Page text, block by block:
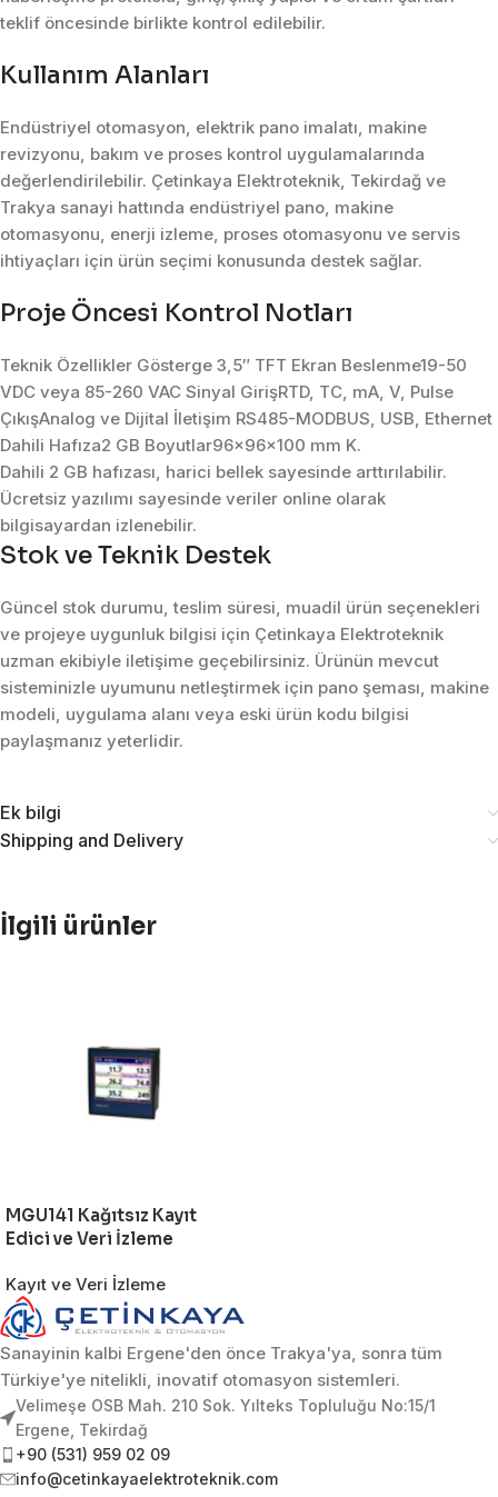
teklif öncesinde birlikte kontrol edilebilir.
Kullanım Alanları
Endüstriyel otomasyon, elektrik pano imalatı, makine
revizyonu, bakım ve proses kontrol uygulamalarında
değerlendirilebilir. Çetinkaya Elektroteknik, Tekirdağ ve
Trakya sanayi hattında endüstriyel pano, makine
otomasyonu, enerji izleme, proses otomasyonu ve servis
ihtiyaçları için ürün seçimi konusunda destek sağlar.
Proje Öncesi Kontrol Notları
Teknik Özellikler Gösterge 3,5″ TFT Ekran Beslenme19-50
VDC veya 85-260 VAC Sinyal GirişRTD, TC, mA, V, Pulse
ÇıkışAnalog ve Dijital İletişim RS485-MODBUS, USB, Ethernet
Dahili Hafıza2 GB Boyutlar96x96x100 mm K.
Dahili 2 GB hafızası, harici bellek sayesinde arttırılabilir.
Ücretsiz yazılımı sayesinde veriler online olarak
bilgisayardan izlenebilir.
Stok ve Teknik Destek
Güncel stok durumu, teslim süresi, muadil ürün seçenekleri
ve projeye uygunluk bilgisi için Çetinkaya Elektroteknik
uzman ekibiyle iletişime geçebilirsiniz. Ürünün mevcut
sisteminizle uyumunu netleştirmek için pano şeması, makine
modeli, uygulama alanı veya eski ürün kodu bilgisi
paylaşmanız yeterlidir.
Ek bilgi
Shipping and Delivery
İlgili ürünler
MGU141 Kağıtsız Kayıt
Edici ve Veri İzleme
Kayıt ve Veri İzleme
Sanayinin kalbi Ergene'den önce Trakya'ya, sonra tüm
Türkiye'ye nitelikli, inovatif otomasyon sistemleri.
Velimeşe OSB Mah. 210 Sok. Yılteks Topluluğu No:15/1
Ergene, Tekirdağ
+90 (531) 959 02 09
info@cetinkayaelektroteknik.com